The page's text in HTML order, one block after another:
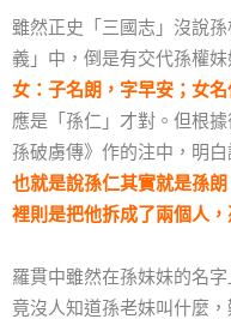
雖然正史「三國志」沒說
義」中，倒是有交代孫權妹
女：子名朗，字早安；女名
應是「孫仁」才對。但根
孫破虜傳》作的注中，明白
也就是說孫仁其實就是孫
裡則是把他拆成了兩個人
羅貫中雖然在孫妹妹的名
竟沒人知道孫老妹叫什麼